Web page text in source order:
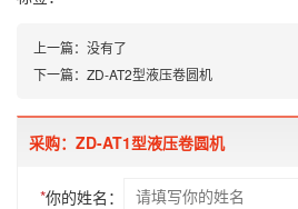
上一篇： 没有了
下一篇： ZD-AT2型液压卷圆机
采购：ZD-AT1型液压卷圆机
*你的姓名：